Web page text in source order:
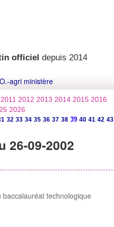
officiel depuis 2014
agri ministère
2011 2012 2013 2014 2015 2016
2026
32 33 34 35 36 37 38 39 40 41 42 43
26-09-2002
technologique